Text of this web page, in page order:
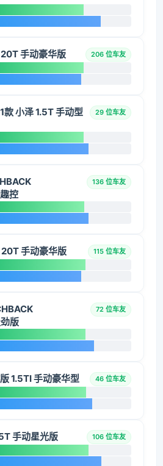
手动豪华版 206 位车友
小泽 1.5T 手动型
29 位车友
控
136 位车友
手动豪华版 115 位车友
版
72 位车友
1.5TI 手动豪华型 46 位车友
手动星光版 106 位车友